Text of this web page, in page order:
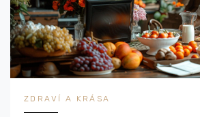
ZDRAVÍ A KRÁSA